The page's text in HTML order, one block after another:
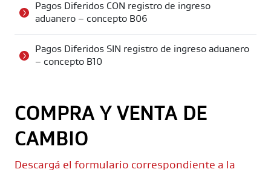
Pagos Diferidos CON registro de ingreso
aduanero – concepto B06
Pagos Diferidos SIN registro de ingreso aduanero
– concepto B10
COMPRA Y VENTA DE
CAMBIO
Descargá el formulario correspondiente a la